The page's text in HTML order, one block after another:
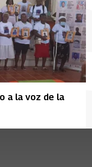
a la voz de la